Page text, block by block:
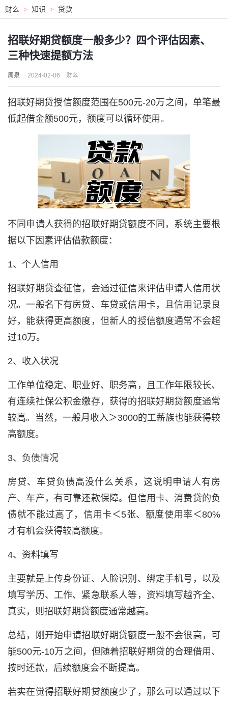
财么 > 知识 > 贷款
招联好期贷额度一般多少？四个评估因素、
三种快速提额方法
周泉 2024-02-06 财么
招联好期贷授信额度范围在500元-20万 之间，单笔最
低起借金额500元，额度可以循环使用。
不同申请人获得的招联好期贷额度不同，系统主要根
据以下因素评估借款额度：
1、个人信用
招联好期贷查征信，会通过征信来评估申请人信用状
况。一般名下有房贷、车贷或信用卡，且信用记录良
好，能获得更高额度，但新人的授信额度通常不会超
过10万。
2、收入状况
工作单位稳定、职业好、职务高，且工作年限较长、
有连续社保公积金缴存，获得的招联好期贷额度通常
较高。当然，一般月收入＞3000的工薪族也能获得较
高额度。
3、负债情况
房贷、车贷负债高没什么关系，这说明申请人有房
产、车产，有可靠还款保障。但信用卡、消费贷的负
债就不能过高了，信用卡＜5张、额度使用率＜80%
才有机会获得较高额度。
4、资料填写
主要就是上传身份证、人脸识别、绑定手机号，以及
填写学历、工作、紧急联系人等，资料填写越齐全、
真实，则招联好期贷额度通常越高。
总结，刚开始申请招联好期贷额度一般不会很高，可
能500元-10万之间，但随着招联好期贷的合理借用、
按时还款，后续额度会不断提高。
若实在觉得招联好期贷额度少了，那么可以通过以下